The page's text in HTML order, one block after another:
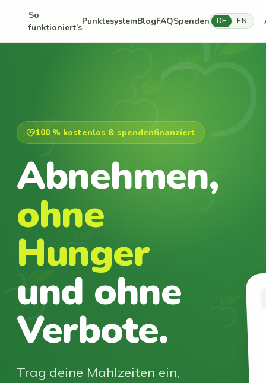
So
funktioniert’s
PunktesystemBlogFAQSpenden DE EN
100 % kostenlos & spendenfinanziert
Abnehmen,
ohne
Hunger
und ohne
Verbote.
Trag deine Mahlzeiten ein,